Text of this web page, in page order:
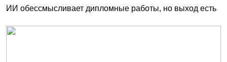
ИИ обессмысливает дипломные работы, но выход есть